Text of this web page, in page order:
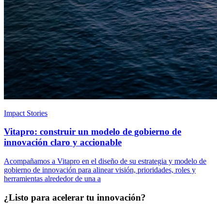
Impact Stories
Vitapro: construir un modelo de gobierno de
innovación claro y accionable
Acompañamos a Vitapro en el diseño de su estrategia y modelo de
gobierno de innovación para alinear visión, prioridades, roles y
herramientas alrededor de una a
¿Listo para acelerar tu innovación?